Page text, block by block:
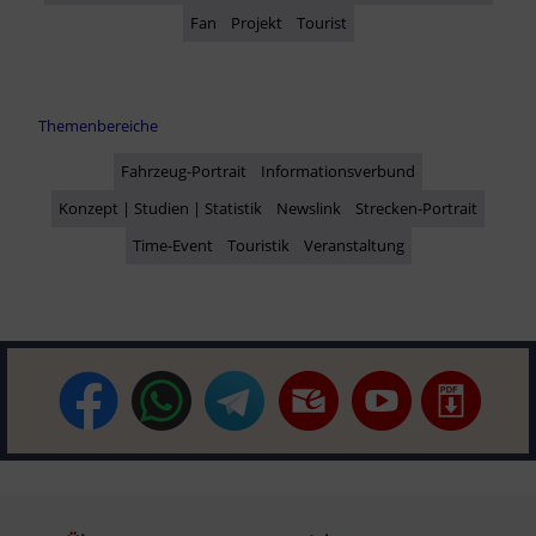
Fan
Projekt Tourist
Themenbereiche
Fahrzeug-Portrait
Informationsverbund
Konzept | Studien | Statistik
Newslink
Strecken-Portrait
Time-Event
Touristik Veranstaltung